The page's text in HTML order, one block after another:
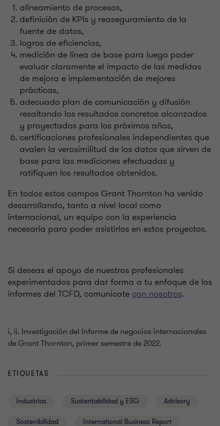
alineamiento de procesos,
definición de KPIs y reaseguramiento de la
fuente de datos,
logros de eficiencias,
medición de línea de base para luego poder
evaluar claramente el impacto de las medidas
de mejora e implementación de mejores
prácticas,
adecuado plan de comunicación y difusión
resaltando los resultados concretos alcanzados
y proyectados para los próximos años,
certificaciones profesionales independientes que
avalen la verosimilitud de los datos que sirven de
base para las mediciones efectuadas y
ratifiquen los resultados obtenidos.
En todos estos campos Grant Thornton ha venido
desarrollando, tanto a nivel local como
internacional, un equipo con la experiencia
necesaria para poder asistirlos en estos proyectos.
Si deseas el apoyo de nuestros profesionales
experimentados para dar forma a tu enfoque de los
informes del TCFD, comunicate con nosotros.
i, ii. Investigación del Informe de negocios internacionales
de Grant Thornton, primer semestre de 2022.
ETIQUETAS
Industrias Sustentabilidad y ESG Advisory
Sostenibilidad International Business Report